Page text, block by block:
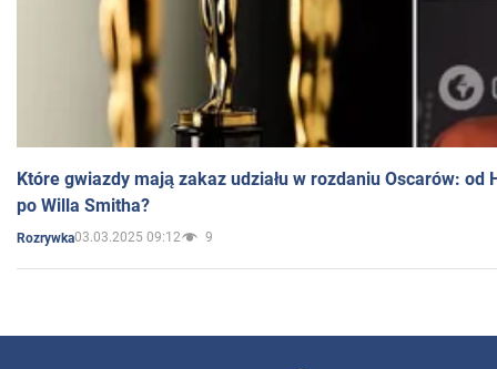
Które gwiazdy mają zakaz udziału w rozdaniu Oscarów: od
po Willa Smitha?
Rozrywka03.03.2025 09:12 9